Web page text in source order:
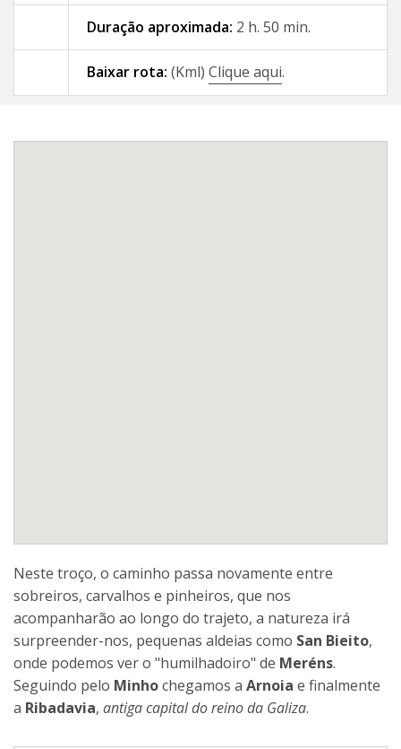
09 - A Gándara - Santiago de
Compostela
Duração aproximada: 2 h. 50 min.
Baixar rota: (Kml) Clique aqui.
Neste troço, o caminho passa novamente entre
sobreiros, carvalhos e pinheiros, que nos
acompanharão ao longo do trajeto, a natureza irá
surpreender-nos, pequenas aldeias como San Bieito,
onde podemos ver o "humilhadoiro" de Meréns.
Seguindo pelo Minhochegamos a Arnoia e finalmente
a Ribadavia, antiga capital do reino da Galiza.